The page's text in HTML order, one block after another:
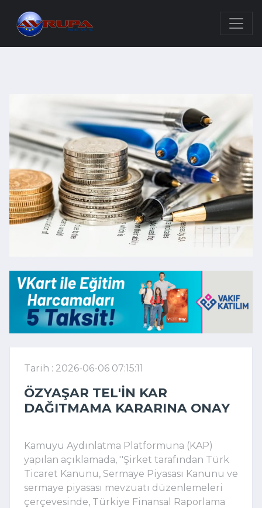
Tarih : 2026-06-06 07:15:11
ÖZYAŞAR TEL'IN KAR
DAĞITMAMA KARARINA ONAY
Kamuyu Aydınlatma Platformuna (KAP)
yapılan açıklamada, ''Şirket tarafından Türk
Ticaret Kanunu, Sermaye Piyasası Kanunu ve
sermaye piyasası mevzuatı düzenlemeleri
çerçevesinde, Türkiye Finansal Raporlama